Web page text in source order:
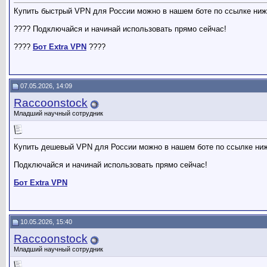
Купить быстрый VPN для России можно в нашем боте по ссылке
???? Подключайся и начинай использовать прямо сейчас!
???? Бот Extra VPN ????
07.05.2026, 14:09
Raccoonstock
Младший научный сотрудник
Купить дешевый VPN для России можно в нашем боте по ссылке
Подключайся и начинай использовать прямо сейчас!
Бот Extra VPN
10.05.2026, 15:40
Raccoonstock
Младший научный сотрудник